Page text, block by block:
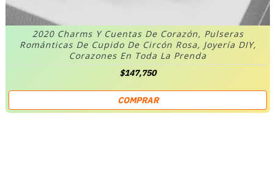
2020 Charms Y Cuentas De Corazón, Pulseras
Románticas De Cupido De Circón Rosa, Joyería DIY,
Corazones En Toda La Prenda
$147,750
COMPRAR